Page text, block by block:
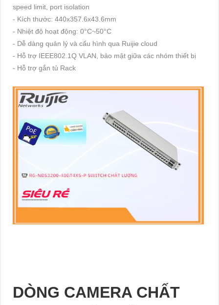
speed limit, port isolation
- Kích thước: 440x357.6x43.6mm
- Nhiệt độ hoạt động: 0°C~50°C
- Dễ dàng quản lý và cấu hình qua Ruijie cloud
- Hỗ trợ IEEE802.1Q VLAN, bảo mật giữa các nhóm thiết bị
- Hỗ trợ gắn tủ Rack
DÒNG CAMERA CHẤT